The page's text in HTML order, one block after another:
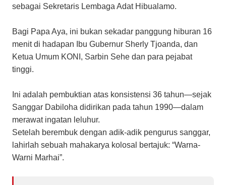
sebagai Sekretaris Lembaga Adat Hibualamo.
​Bagi Papa Aya, ini bukan sekadar panggung hiburan 16
menit di hadapan Ibu Gubernur Sherly Tjoanda, dan
Ketua Umum KONI, Sarbin Sehe dan para pejabat
tinggi.
Ini adalah pembuktian atas konsistensi 36 tahun—sejak
Sanggar Dabiloha didirikan pada tahun 1990—dalam
merawat ingatan leluhur.
​Setelah berembuk dengan adik-adik pengurus sanggar,
lahirlah sebuah mahakarya kolosal bertajuk: “Warna-
Warni Marhai”.